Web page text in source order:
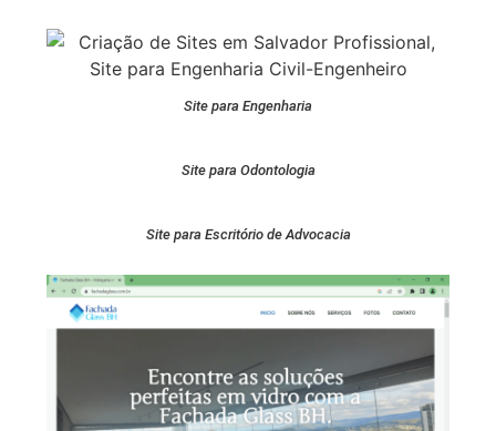
Site para Engenharia
Site para Odontologia
Site para Escritório de Advocacia